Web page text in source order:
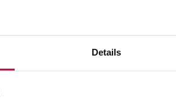
Details